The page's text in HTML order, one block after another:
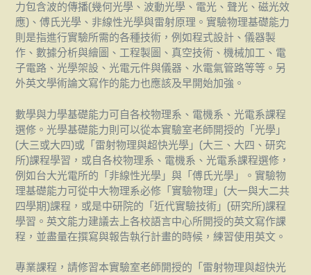
力包含波的傳播(幾何光學、波動光學、電光、聲光、磁光效
應)、傅氏光學、非線性光學與雷射原理。實驗物理基礎能力
則是指進行實驗所需的各種技術，例如程式設計、儀器製
作、數據分析與繪圖、工程製圖、真空技術、機械加工、電
子電路、光學架設、光電元件與儀器、水電氣管路等等。另
外英文學術論文寫作的能力也應該及早開始加強。
數學與力學基礎能力可自各校物理系、電機系、光電系課程
選修。光學基礎能力則可以從本實驗室老師開授的「光學」
(大三或大四)或「雷射物理與超快光學」(大三、大四、研究
所)課程學習，或自各校物理系、電機系、光電系課程選修，
例如台大光電所的「非線性光學」與「傅氏光學」。實驗物
理基礎能力可從中大物理系必修「實驗物理」(大一與大二共
四學期)課程，或是中研院的「近代實驗技術」(研究所)課程
學習。英文能力建議去上各校語言中心所開授的英文寫作課
程，並盡量在撰寫與報告執行計畫的時候，練習使用英文。
專業課程，請修習本實驗室老師開授的「雷射物理與超快光